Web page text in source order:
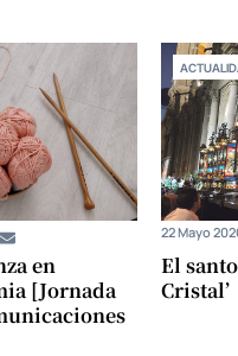
en
[Jornada
El
Cristal’
22 Mayo